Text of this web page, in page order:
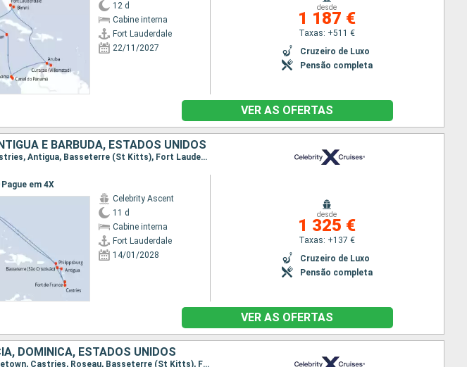
12 d
Cabine interna
Fort Lauderdale
22/11/2027
desde
1 187 €
Taxas: +511 €
Cruzeiro de Luxo
Pensão completa
VER AS OFERTAS
E BARBUDA, ESTADOS UNIDOS
Itinerário : Fort Lauderdale, Philippsburg, Fort de France, Castries, Antigua, Basseterre (St Kitts), Fort Lauderdale
Pague em 4X
Celebrity Ascent
11 d
Cabine interna
Fort Lauderdale
14/01/2028
desde
1 325 €
Taxas: +137 €
Cruzeiro de Luxo
Pensão completa
VER AS OFERTAS
DOMINICA, ESTADOS UNIDOS
Itinerário : Fort Lauderdale, Charlotte Amalie, Antigua, Bridgetown, Castries, Roseau, Basseterre (St Kitts), Fort Lauderdale